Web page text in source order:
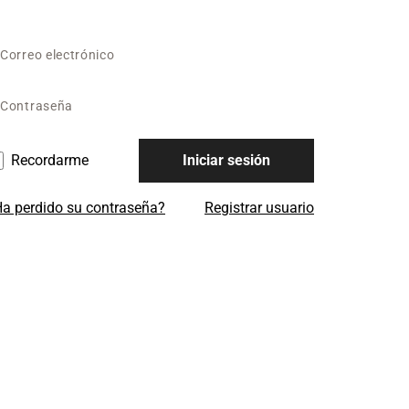
Recordarme Iniciar sesión
perdido su contraseña? Registrar usuario